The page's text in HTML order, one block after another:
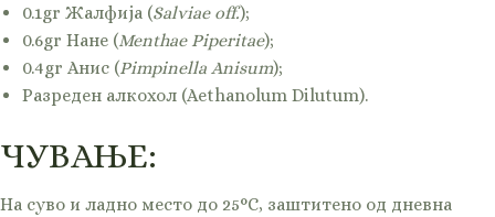
0.1gr Жалфија (Salviae off.);
0.6gr Нане (Menthae Piperitae);
0.4gr Анис (Pimpinella Anisum);
Разреден алкохол (Aethanolum Dilutum).
ЧУВАЊЕ:
На суво и ладно место до 25°С, заштитено од дневна